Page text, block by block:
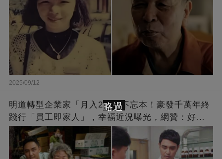
2025/09/12
明道轉型企業家「月入2億」不忘本！豪發千萬年終
踐行「員工即家人」，幸福近況曝光，網贊：好老
闆的福報
略過